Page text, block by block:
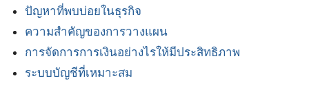
ปัญหาที่พบบ่อยในธุรกิจ
ความสำคัญของการวางแผน
การจัดการการเงินอย่างไรให้มีประสิทธิภาพ
ระบบบัญชีที่เหมาะสม